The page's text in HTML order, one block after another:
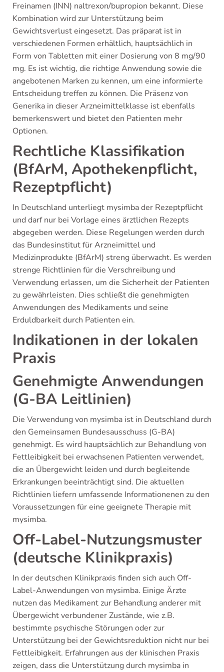
Freinamen (INN) naltrexon/bupropion bekannt. Diese
Kombination wird zur Unterstützung beim
Gewichtsverlust eingesetzt. Das präparat ist in
verschiedenen Formen erhältlich, hauptsächlich in
Form von Tabletten mit einer Dosierung von 8 mg/90
mg. Es ist wichtig, die richtige Anwendung sowie die
angebotenen Marken zu kennen, um eine informierte
Entscheidung treffen zu können. Die Präsenz von
Generika in dieser Arzneimittelklasse ist ebenfalls
bemerkenswert und bietet den Patienten mehr
Optionen.
Rechtliche Klassifikation
(BfArM, Apothekenpflicht,
Rezeptpflicht)
In Deutschland unterliegt mysimba der Rezeptpflicht
und darf nur bei Vorlage eines ärztlichen Rezepts
abgegeben werden. Diese Regelungen werden durch
das Bundesinstitut für Arzneimittel und
Medizinprodukte (BfArM) streng überwacht. Es werden
strenge Richtlinien für die Verschreibung und
Verwendung erlassen, um die Sicherheit der Patienten
zu gewährleisten. Dies schließt die genehmigten
Anwendungen des Medikaments und seine
Erduldbarkeit durch Patienten ein.
Indikationen in der lokalen
Praxis
Genehmigte Anwendungen
(G-BA Leitlinien)
Die Verwendung von mysimba ist in Deutschland durch
den Gemeinsamen Bundesausschuss (G-BA)
genehmigt. Es wird hauptsächlich zur Behandlung von
Fettleibigkeit bei erwachsenen Patienten verwendet,
die an Übergewicht leiden und durch begleitende
Erkrankungen beeinträchtigt sind. Die aktuellen
Richtlinien liefern umfassende Informationenen zu den
Voraussetzungen für eine geeignete Therapie mit
mysimba.
Off-Label-Nutzungsmuster
(deutsche Klinikpraxis)
In der deutschen Klinikpraxis finden sich auch Off-
Label-Anwendungen von mysimba. Einige Ärzte
nutzen das Medikament zur Behandlung anderer mit
Übergewicht verbundener Zustände, wie z.B.
bestimmte psychische Störungen oder zur
Unterstützung bei der Gewichtsreduktion nicht nur bei
Fettleibigkeit. Erfahrungen aus der klinischen Praxis
zeigen, dass die Unterstützung durch mysimba in